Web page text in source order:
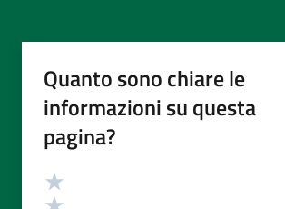
Quanto sono chiare le
informazioni su questa
pagina?
Valutazione